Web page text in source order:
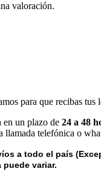
valoración.
para que recibas
en un plazo de 24 a 48
telefónica o
a todo el país
variar.